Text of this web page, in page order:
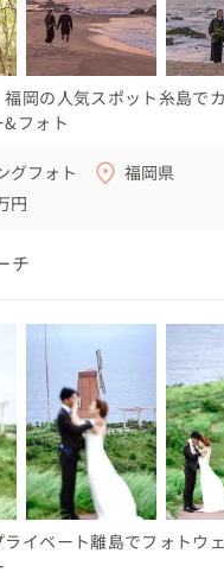
福岡の人気スポット糸島で
フォト
グフォト
福岡県
円
チ
ライベート離島でフォトウ